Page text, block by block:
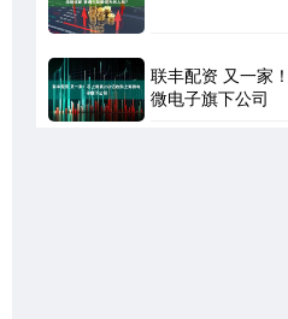
联丰配资 又一家
微电子旗下公司